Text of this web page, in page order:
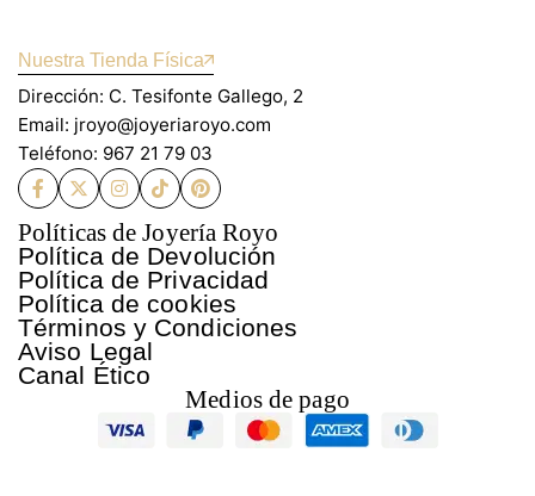
Nuestra Tienda Física
Dirección: C. Tesifonte Gallego, 2
Email: jroyo@joyeriaroyo.com
Teléfono: 967 21 79 03
Políticas de Joyería Royo
Política de Devolución
Política de Privacidad
Política de cookies
Términos y Condiciones
Aviso Legal
Canal Ético
Medios de pago